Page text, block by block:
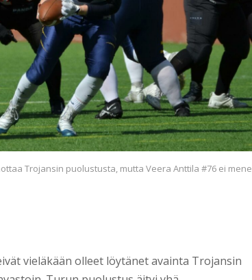
Trojansin puolustusta, mutta Veera Anttila #76 ei mene
vieläkään olleet löytänet avainta Trojansin